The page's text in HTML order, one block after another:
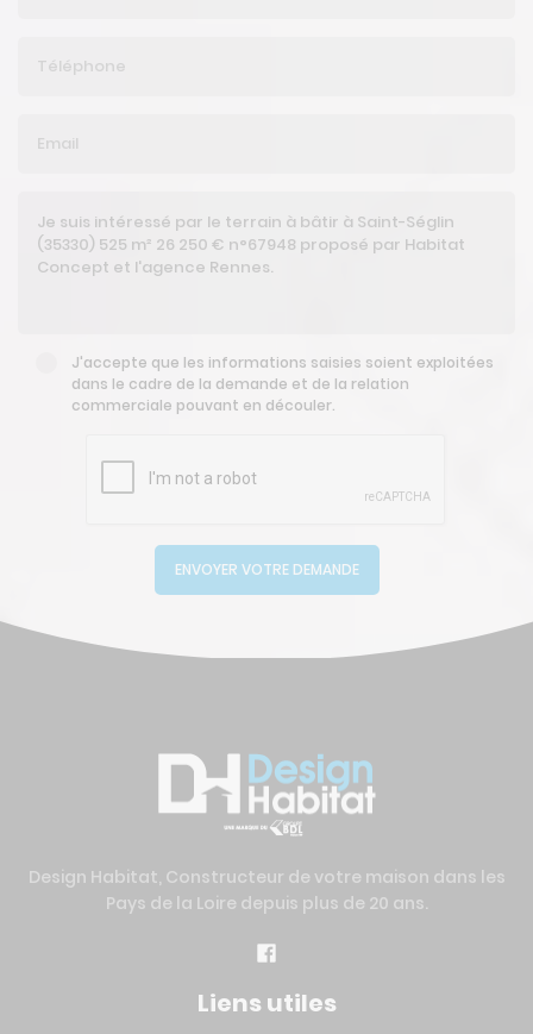
J'accepte que les informations saisies soient exploitées
dans le cadre de la demande et de la relation
commerciale pouvant en découler.
ENVOYER VOTRE DEMANDE
Design Habitat, Constructeur de votre maison dans les
Pays de la Loire depuis plus de 20 ans.
Liens utiles